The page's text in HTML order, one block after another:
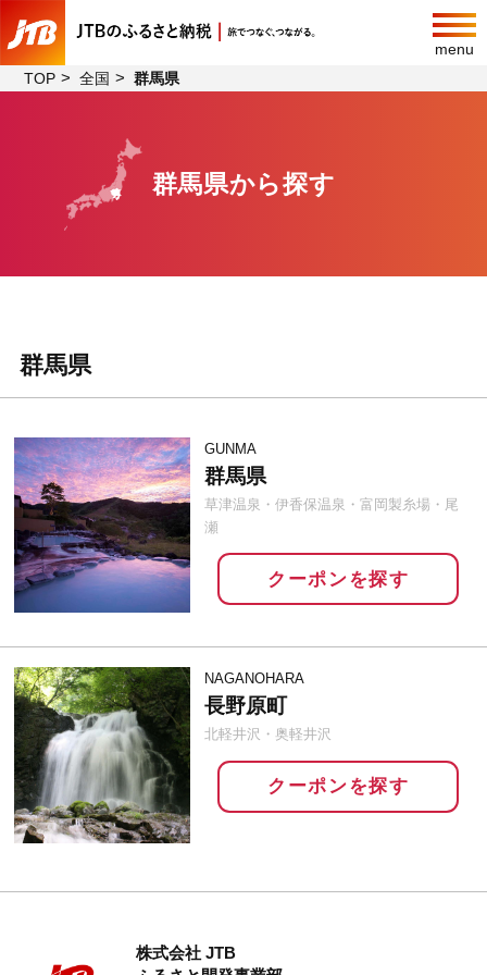
menu
TOP
全国 群馬県
群馬県から探す
群馬県
GUNMA
群馬県
草津温泉・伊香保温泉・富岡製糸場・尾
瀬
クーポンを探す
NAGANOHARA
長野原町
北軽井沢・奥軽井沢
クーポンを探す
株式会社 JTB